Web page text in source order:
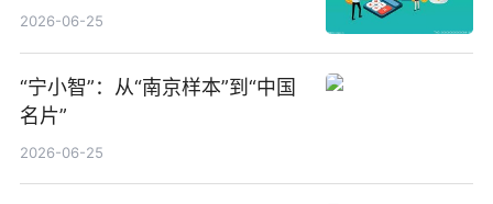
2026-06-25
“宁小智”：从“南京样本”到“中国
名片”
2026-06-25